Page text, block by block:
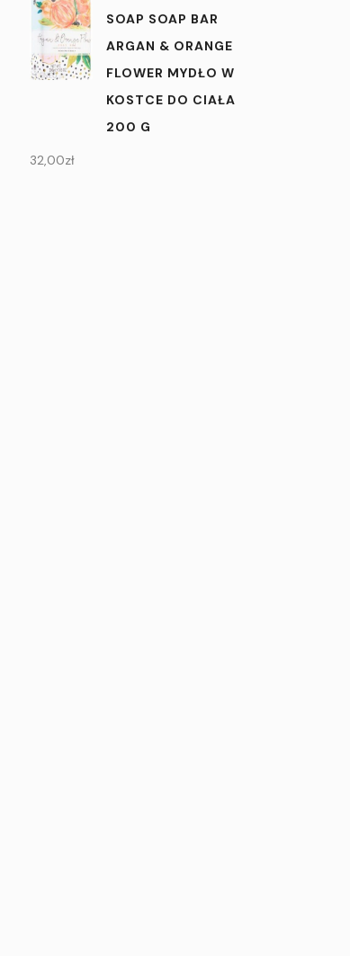
SOAP SOAP BAR
ARGAN & ORANGE
FLOWER MYDŁO W
KOSTCE DO CIAŁA
200 G
32,00zł